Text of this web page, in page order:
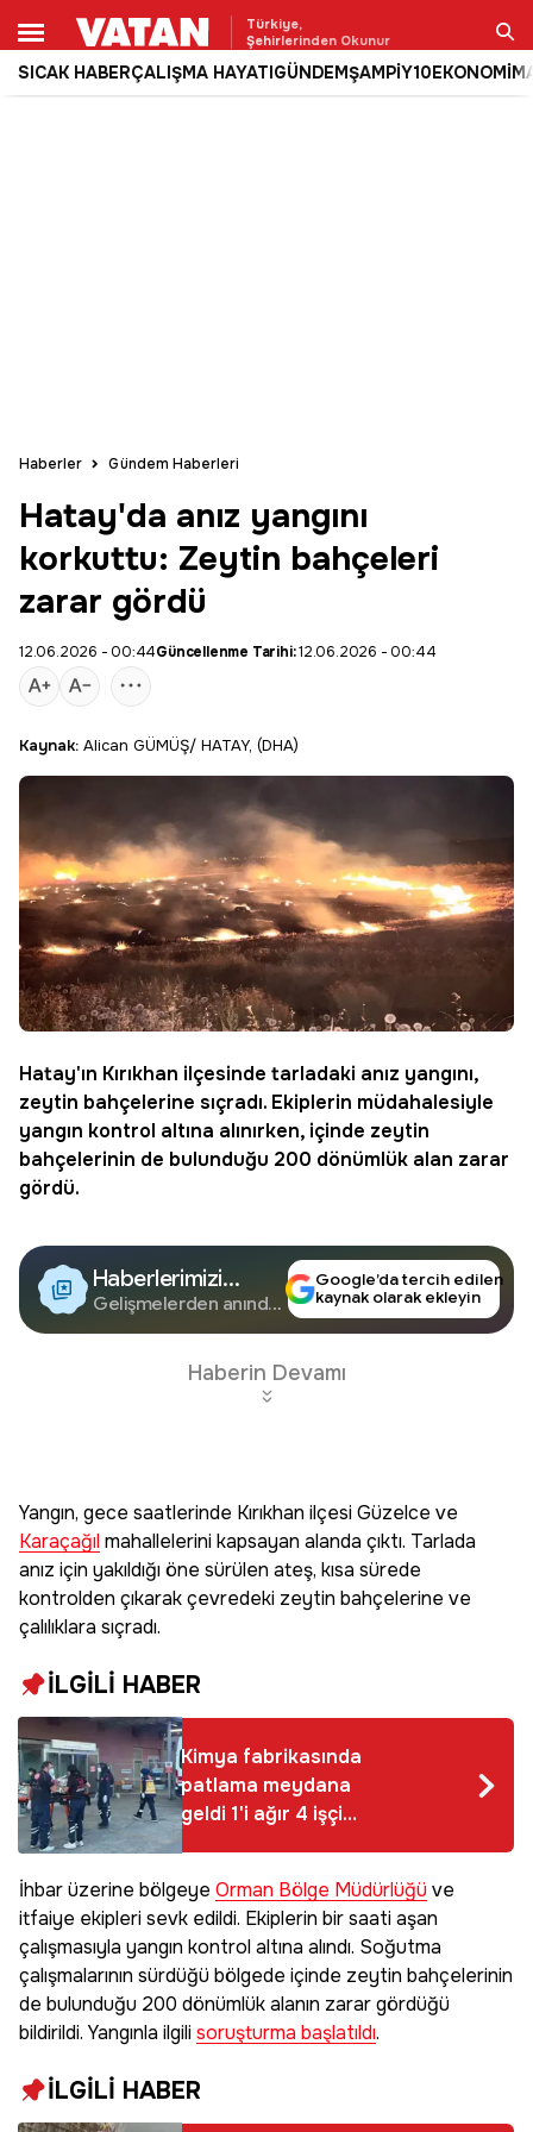
Türkiye,
Şehirlerinden Okunur
SICAK HABERÇALIŞMA HAYATIGÜNDEMŞAMPİY10EKONOMİ
Ara
Haberler Gündem Haberleri
Hatay'da anız yangını
korkuttu: Zeytin bahçeleri
zarar gördü
12.06.2026 - 00:44Güncellenme Tarihi:12.06.2026 - 00:44
Kaynak: Alican GÜMÜŞ/ HATAY, (DHA)
Hatay'ın Kırıkhan ilçesinde tarladaki anız yangını,
zeytin bahçelerine sıçradı. Ekiplerin müdahalesiyle
yangın kontrol altına alınırken, içinde zeytin
bahçelerinin de bulunduğu 200 dönümlük alan zarar
gördü.
Haberlerimizi
Google'da Takip
Edin
Gelişmelerden anında
Google’da tercih edilen
kaynak olarak ekleyin
Haberin Devamı
Yangın, gece saatlerinde Kırıkhan ilçesi Güzelce ve
Karaçağılmahallelerini kapsayan alanda çıktı. Tarlada
anız için yakıldığı öne sürülen ateş, kısa sürede
kontrolden çıkarak çevredeki zeytin bahçelerine ve
çalılıklara sıçradı.
İLGİLİ HABER
Kimya fabrikasında
patlama meydana
geldi 1'i ağır 4 işçi
İhbar üzerine bölgeye Orman Bölge Müdürlüğü ve
itfaiye ekipleri sevk edildi. Ekiplerin bir saati aşan
çalışmasıyla yangın kontrol altına alındı. Soğutma
çalışmalarının sürdüğü bölgede içinde zeytin bahçelerinin
de bulunduğu 200 dönümlük alanın zarar gördüğü
bildirildi. Yangınla ilgilisoruşturma başlatıldı.
İLGİLİ HABER